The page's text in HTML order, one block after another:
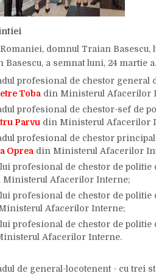
domnul Traian Basescu,
a semnat luni, 24 martie
profesional de chestor general
Toba din Ministerul Afacerilor
profesional de chestor-sef de
Parvu din Ministerul Afacerilor
profesional de chestor principal
Oprea din Ministerul Afacerilor
profesional de chestor de
Ministerul Afacerilor Interne;
profesional de chestor de
Afacerilor Interne;
profesional de chestor de
Afacerilor Interne.
de general-locotenent - cu trei